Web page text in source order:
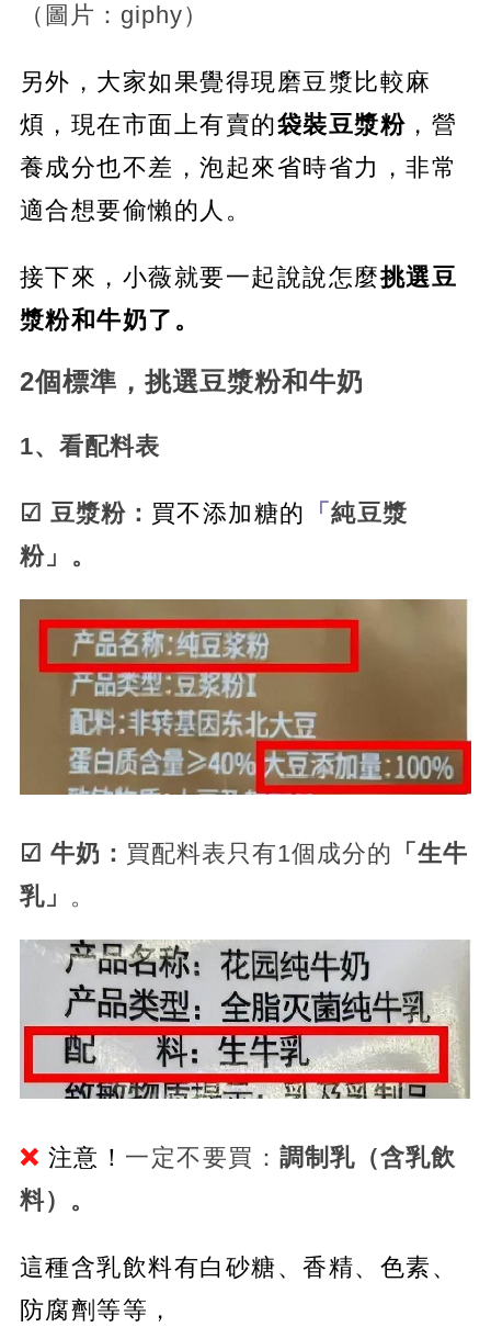
（圖片：giphy）
另外，大家如果覺得現磨豆漿比較麻
煩，現在市面上有賣的袋裝豆漿粉 ，營
養成分也不差，泡起來省時省力，非常
適合想要偷懶的人。
接下來，小薇就要一起說說怎麼挑選豆
漿粉和牛奶了。
2個標準，挑選豆漿粉和牛奶
1、看配料表
☑ 豆漿粉： 買不添加糖的 「純豆漿
粉」。
☑ 牛奶： 買配料表只有1個成分的
「生牛
乳」 。
❌ 注意！ 一定不要買：調制乳（含乳飲
料）。
這種含乳飲料有白砂糖、香精、色素、
防腐劑等等，